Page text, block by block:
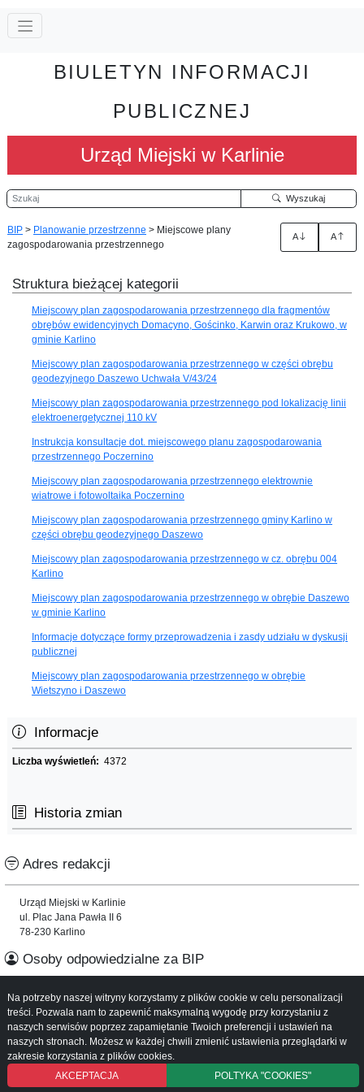
BIULETYN INFORMACJI
PUBLICZNEJ
Urząd Miejski w Karlinie
Szukaj Wyszukaj
BIP > Planowanie przestrzenne > Miejscowe plany
zagospodarowania przestrzennego
A A
Struktura bieżącej kategorii
Miejscowy plan zagospodarowania przestrzennego dla fragmentów
obrębów ewidencyjnych Domacyno, Gościnko, Karwin oraz Krukowo, w
gminie Karlino
Miejscowy plan zagospodarowania przestrzennego w części obrębu
geodezyjnego Daszewo Uchwała V/43/24
Miejscowy plan zagospodarowania przestrzennego pod lokalizację linii
elektroenergetycznej 110 kV
Instrukcja konsultacje dot. miejscowego planu zagospodarowania
przestrzennego Poczernino
Miejscowy plan zagospodarowania przestrzennego elektrownie
wiatrowe i fotowoltaika Poczernino
Miejscowy plan zagospodarowania przestrzennego gminy Karlino w
części obrębu geodezyjnego Daszewo
Miejscowy plan zagospodarowania przestrzennego w cz. obrębu 004
Karlino
Miejscowy plan zagospodarowania przestrzennego w obrębie Daszewo
w gminie Karlino
Informacje dotyczące formy przeprowadzenia i zasdy udziału w dyskusji
publicznej
Miejscowy plan zagospodarowania przestrzennego w obrębie
Wietszyno i Daszewo
Informacje
Liczba wyświetleń: 4372
Historia zmian
Adres redakcji
Urząd Miejski w Karlinie
ul. Plac Jana Pawła II 6
78-230 Karlino
Osoby odpowiedzialne za BIP
Informacje o serwisie
Mapa serwisu
Instrukcja obsługi
Na potrzeby naszej witryny korzystamy z plików cookie w celu personalizacji
treści. Pozwala nam to zapewnić maksymalną wygodę przy korzystaniu z
naszych serwisów poprzez zapamiętanie Twoich preferencji i ustawień na
naszych stronach. Możesz w każdej chwili zmienić ustawienia przeglądarki w
zakresie korzystania z plików cookies.
AKCEPTACJA
POLTYKA "COOKIES"